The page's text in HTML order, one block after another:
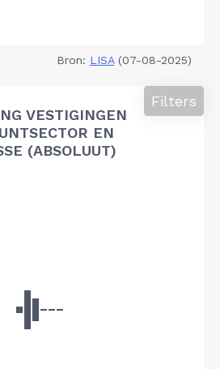
Bron: LISA(07-08-2025)
VESTIGINGEN
EN
(ABSOLUUT)
Filters